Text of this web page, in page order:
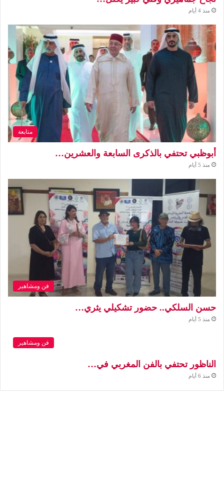
منذ 4 أيام
متابعة
أبوظبي تحتفي بالذكرى السابعة والعشرين…
منذ 5 أيام
فن ومشاهير
حسن السلكي.. حضور تشكيلي يثري…
منذ 5 أيام
فن ومشاهير
الناظور تحتفي بالفن المغربي في…
منذ 6 أيام